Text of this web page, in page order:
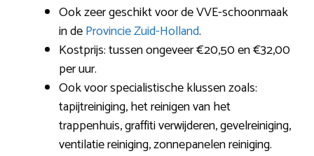
Ook zeer geschikt voor de VVE-schoonmaak
in deProvincie Zuid-Holland.
Kostprijs: tussen ongeveer €20,50 en €32,00
per uur.
Ook voor specialistische klussen zoals:
tapijtreiniging, het reinigen van het
trappenhuis, graffiti verwijderen, gevelreiniging,
ventilatie reiniging, zonnepanelen reiniging.